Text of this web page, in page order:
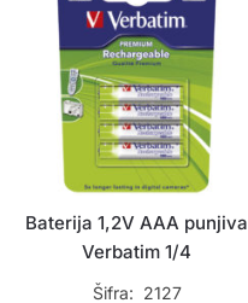
Baterija 1,2V AAA punjiva
Verbatim 1/4
Šifra: 2127